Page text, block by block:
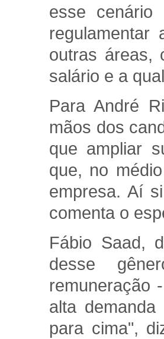
esse cenário
outras áreas,
salário e a
Para André
mãos dos
que ampliar
que, no
empresa. Aí
comenta o
Fábio Saad,
desse
remuneração
alta
para cima",